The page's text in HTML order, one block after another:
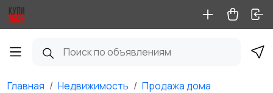
Главная Недвижимость Продажа дома